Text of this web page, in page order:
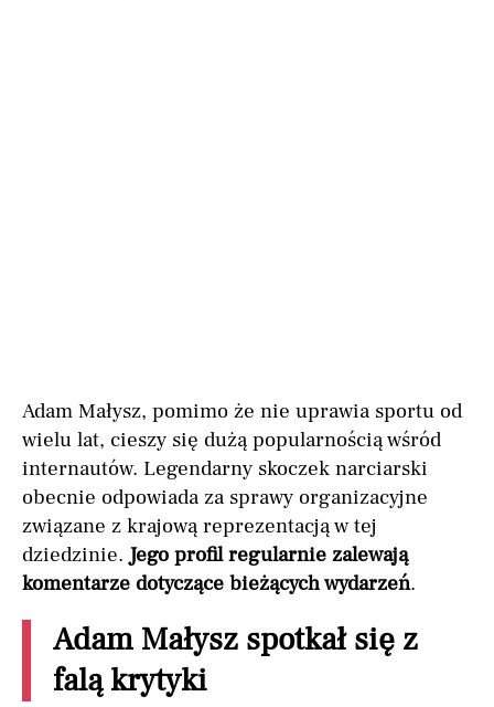
Adam Małysz, pomimo że nie uprawia sportu od
wielu lat, cieszy się dużą popularnością wśród
internautów. Legendarny skoczek narciarski
obecnie odpowiada za sprawy organizacyjne
związane z krajową reprezentacją w tej
dziedzinie. Jego profil regularnie zalewają
komentarze dotyczące bieżących wydarzeń.
Adam Małysz spotkał się z
falą krytyki